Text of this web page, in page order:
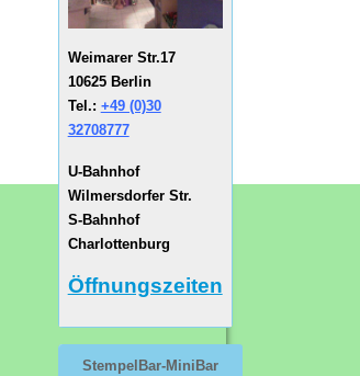
Weimarer Str.17
10625 Berlin
Tel.: +49 (0)30
32708777
U-Bahnhof
Wilmersdorfer Str.
S-Bahnhof
Charlottenburg
Öffnungszeiten
StempelBar-MiniBar